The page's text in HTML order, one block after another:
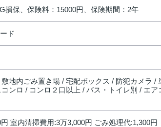
損保、保険料：15000円、保険期間：2年
ド
地内ごみ置き場 / 宅配ボックス / 防犯カメラ /
ンロ / コンロ２口以上 / バス・トイレ別 / エ
室内清掃費用:3万3,000円 ごみ処理代:1,300円